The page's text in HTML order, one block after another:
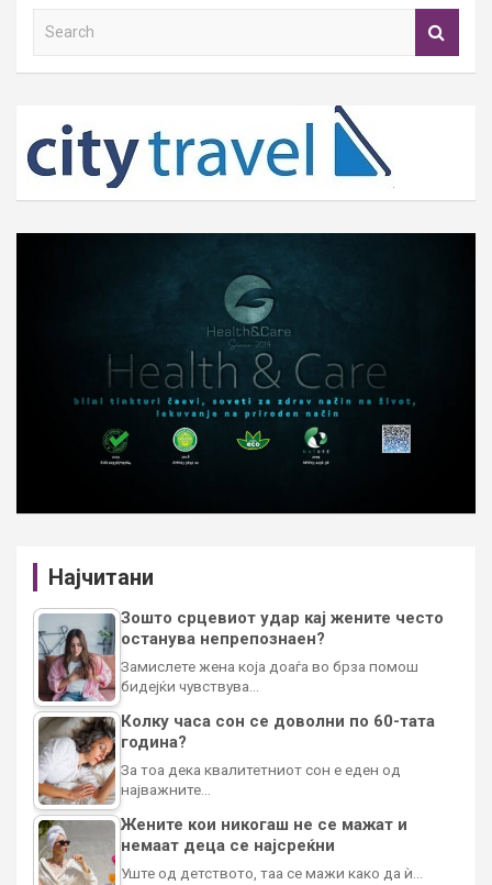
h
Најчитани
Зошто срцевиот удар кај жените често
останува непрепознаен?
Замислете жена која доаѓа во брза помош
бидејќи чувствува…
Колку часа сон се доволни по 60-тата
година?
За тоа дека квалитетниот сон е еден од
најважните…
Жените кои никогаш не се мажат и
немаат деца се најсреќни
Уште од детството, таа се мажи како да ѝ…